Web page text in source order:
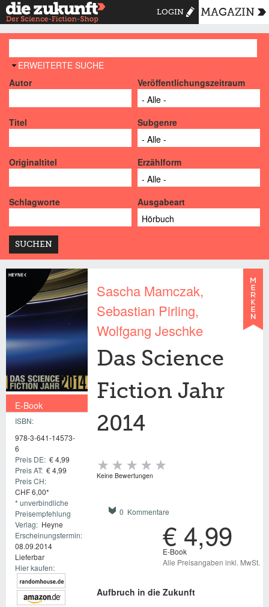
LOGIN MAGAZIN
AUSBLENDEN
ERWEITERTE SUCHE
Autor
Veröffentlichungszeitraum
Titel Subgenre
Originaltitel Erzählform
Schlagworte Ausgabeart
E-Book
ISBN:
978-3-641-14573-
6
Preis DE: € 4,99
Preis AT: € 4,99
Preis CH:
CHF 6,00*
* unverbindliche
Preisempfehlung
Verlag: Heyne
Erscheinungstermin:
08.09.2014
Lieferbar
Hier kaufen:
Sascha Mamczak
Sebastian Pirling
Wolfgang Jeschke
Das Science
Fiction Jahr
2014
Keine Bewertungen
0 Kommentare
€ 4,99
E-Book
Alle Preisangaben inkl. MwSt.
Aufbruch in die Zukunft